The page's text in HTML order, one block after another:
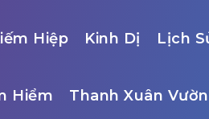
Hiệp Kinh Dị Lịch
Hiểm Thanh Xuân